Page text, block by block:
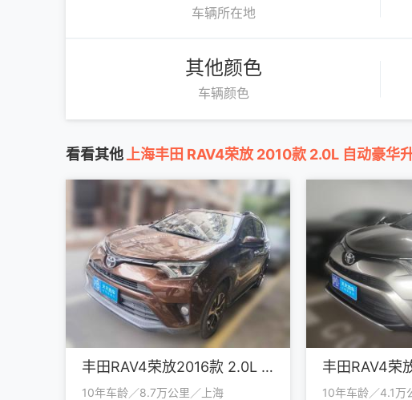
车辆所在地
其他颜色
车辆颜色
看看其他 上海丰田 RAV4荣放 2010款 2.0L 自动豪华
丰田RAV4荣放2016款 2.0L CVT两驱风尚版 国V
10年车龄／8.7万公里／上海
10年车龄／4.1万